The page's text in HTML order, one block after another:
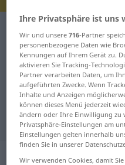
Deutsch-Französisch
Deutsch-
für "ertrunken"
"ertrunken"
Übersetzung
„ertrunken“:
Ihre Privatsphäre ist uns
Wir und unsere716-Partner
personenbezogene Daten wie
Kennungen auf Ihrem Gerät zu.
aktivieren Sie Tracking-
Partner verarbeiten Daten, um
aufgeführten Zwecke. Wenn
Inhalte und Anzeigen
können dieses Menü jederzeit
ändern oder Ihre Einwilligung zu
Privatsphäre-Einstellungen am
Einstellungen gelten innerhalb
finden Sie in unserer
Wir verwenden Cookies, damit